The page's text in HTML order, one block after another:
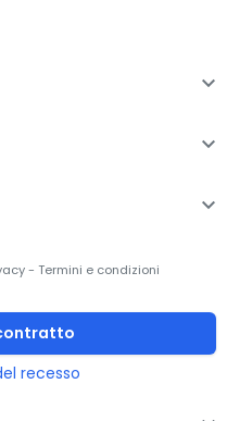



- Termini e condizioni
recesso